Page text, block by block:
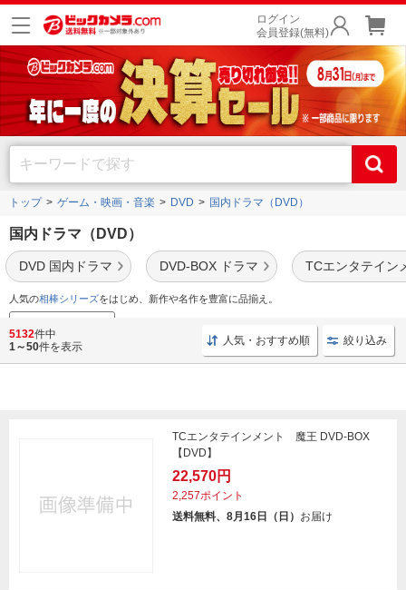
ログイン
会員登録(無料)
トップ ゲーム・映画・音楽 DVD 国内ドラマ（DVD）
国内ドラマ（DVD）
DVD 国内ドラマ DVD-BOX ドラマ TCエンタテイン
人気の相棒シリーズをはじめ、新作や名作を豊富に品揃え。
映像音楽セール情報
5132件中
1～50件を表示 人気・おすすめ順 絞り込み
TCエンタテインメント 魔王 DVD-BOX
【DVD】
22,570円
2,257ポイント
送料無料、8月16日（日） お届け